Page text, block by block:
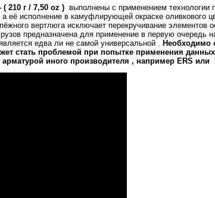
210 г / 7,50 oz ) выполнены с применением технологии
а её исполнение в камуфлирующей окраске
вертлюга исключает перекручивание
предназначена для применение в первую очередь
едва ли не самой универсальной . Необходимо
стать проблемой при попытке применения
иного производителя , например ERS или